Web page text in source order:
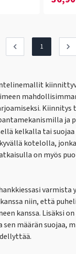
1
Kiinnitys
ja
kelkalla tai
kotelolla,
on myös
varmista
niin, että
kanssa. Lisäksi
määrän suojaa,